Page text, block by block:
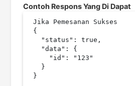
Contoh Respons Yang Di Dapat
Jika Pemesanan Sukses
{
  "status": true,
  "data": {
    "id": "123"
  }
}